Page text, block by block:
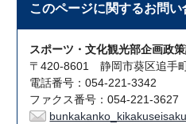
このページに関するお問い
スポーツ・文化観光部企画政
〒420-8601 静岡市葵区追手
電話番号：054-221-3342
ファクス番号：054-221-3627